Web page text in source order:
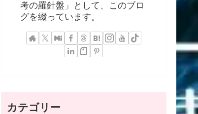
考の羅針盤」として、このブロ
グを綴っています。
カテゴリー